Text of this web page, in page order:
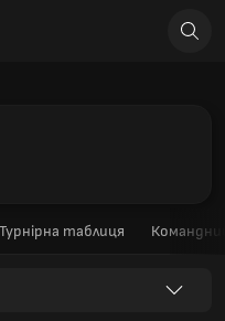
Турнірна таблиця